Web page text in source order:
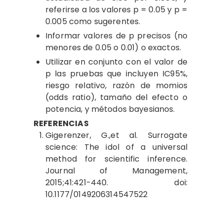
referirse a los valores p = 0.05 y p =
0.005 como sugerentes.
Informar valores de p precisos (no
menores de 0.05 o 0.01) o exactos.
Utilizar en conjunto con el valor de
p las pruebas que incluyen IC95%,
riesgo relativo, razón de momios
(odds ratio), tamaño del efecto o
potencia, y métodos bayesianos.
REFERENCIAS
Gigerenzer, G.,et al. Surrogate
science: The idol of a universal
method for scientific inference.
Journal of Management,
2015;41:421-440. doi:
10.1177/0149206314547522